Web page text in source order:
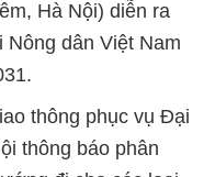
Hà Nội) diễn ra
dân Việt Nam
thông phục vụ Đại
thông báo phân